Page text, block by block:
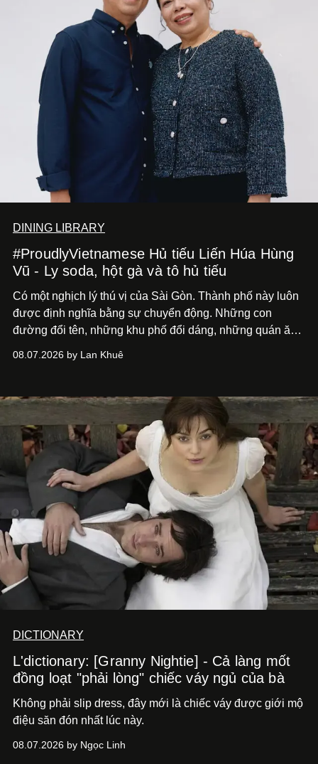
DINING LIBRARY
#ProudlyVietnamese Hủ tiếu Liến Húa Hùng
Vũ - Ly soda, hột gà và tô hủ tiếu
Có một nghịch lý thú vị của Sài Gòn. Thành phố này luôn
được định nghĩa bằng sự chuyển động. Những con
đường đổi tên, những khu phố đổi dáng, những quán ăn
nói về cái mới, về xu hướng tiếp theo, về những điều
08.07.2026 by Lan Khuê
DICTIONARY
L'dictionary: [Granny Nightie] - Cả làng mốt
đồng loạt "phải lòng" chiếc váy ngủ của bà
Không phải slip dress, đây mới là chiếc váy được giới mộ
điệu săn đón nhất lúc này.
08.07.2026 by Ngọc Linh